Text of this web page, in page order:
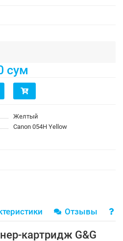
сум
Желтый
Canon 054H Yellow
Отзывы
картридж G&G